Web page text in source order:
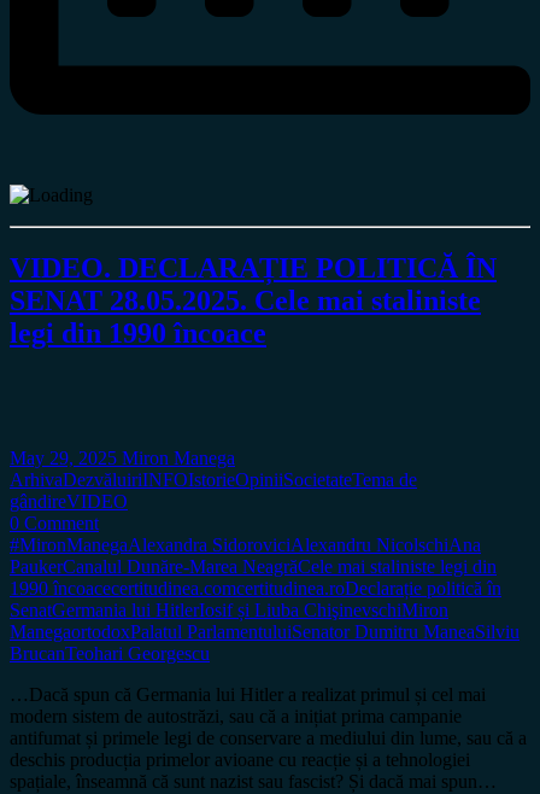
VIDEO. DECLARAȚIE POLITICĂ ÎN
SENAT 28.05.2025. Cele mai staliniste
legi din 1990 încoace
May 29, 2025 Miron Manega
ArhivaDezvăluiriINFOIstorieOpiniiSocietateTema de
gândireVIDEO
0 Comment
#MironManegaAlexandra SidoroviciAlexandru NicolschiAna
PaukerCanalul Dunăre-Marea NeagrăCele mai staliniste legi din
1990 încoacecertitudinea.comcertitudinea.roDeclarație politică în
SenatGermania lui HitlerIosif și Liuba ChişinevschiMiron
ManegaortodoxPalatul ParlamentuluiSenator Dumitru ManeaSilviu
BrucanTeohari Georgescu
…Dacă spun că Germania lui Hitler a realizat primul și cel mai
modern sistem de autostrăzi, sau că a inițiat prima campanie
antifumat și primele legi de conservare a mediului din lume, sau că a
deschis producția primelor avioane cu reacție și a tehnologiei
spațiale, înseamnă că sunt nazist sau fascist? Și dacă mai spun…